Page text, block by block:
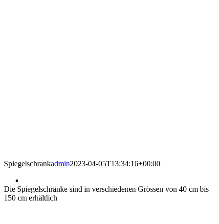
Spiegelschrankadmin2023-04-05T13:34:16+00:00
Die Spiegelschränke sind in verschiedenen Grössen von 40 cm bis
150 cm erhältlich